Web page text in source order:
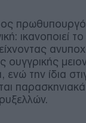
ικανοποιεί
ουγγρικής
την ίδια